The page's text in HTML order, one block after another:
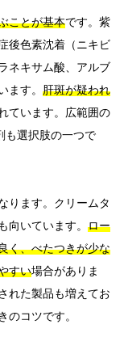
ことが基本です。紫
後色素沈着（ニキビ
ネキサム酸、アルブ
ます。 肝斑が疑われ
ています。広範囲の
も選択肢の一つで
ります。クリームタ
向いています。 ロー
く、べたつきが少な
すい場合がありま
れた製品も増えてお
のコツです。